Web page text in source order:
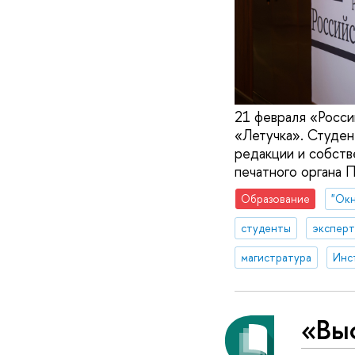
21 февраля
«Летучка».
редакции и
печатного органа
Образование
студенты
магистратура